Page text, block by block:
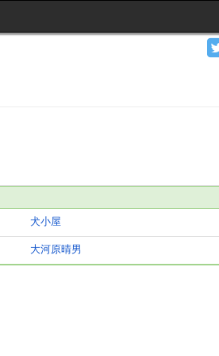
犬小屋
大河原晴男